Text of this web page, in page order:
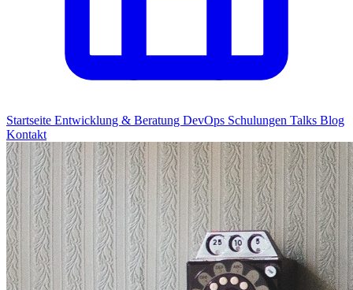
Startseite Entwicklung & Beratung DevOps Schulungen Talks Blog
Kontakt